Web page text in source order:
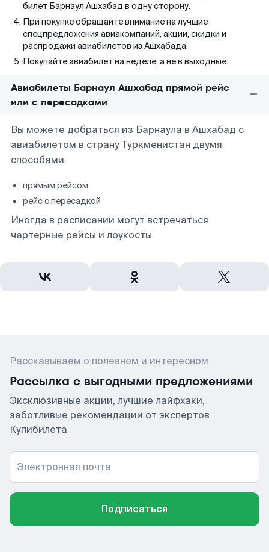
билет Барнаул Ашхабад в одну сторону.
При покупке обращайте внимание на лучшие
спецпредложения авиакомпаний, акции, скидки и
распродажи авиабилетов из Ашхабада.
Покупайте авиабилет на неделе, а не в выходные.
Авиабилеты Барнаул Ашхабад прямой рейс
или с пересадками
Вы можете добраться из Барнаула в Ашхабад с
авиабилетом в страну Туркменистан двумя
способами:
прямым рейсом
рейс с пересадкой
Иногда в расписании могут встречаться
чартерные рейсы и лоукосты.
Рассказываем о полезном и интересном
Рассылка с выгодными предложениями
Эксклюзивные акции, лучшие лайфхаки,
заботливые рекомендации от экспертов
Купибилета
Электронная почта
Подписаться